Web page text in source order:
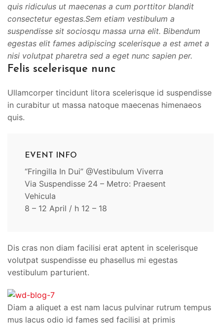
quis ridiculus ut maecenas a cum porttitor blandit
consectetur egestas.Sem etiam vestibulum a
suspendisse sit sociosqu massa urna elit. Bibendum
egestas elit fames adipiscing scelerisque a est amet a
nisi volutpat pharetra sed a eget nunc sapien per.
Felis scelerisque nunc
Ullamcorper tincidunt litora scelerisque id suspendisse
in curabitur ut massa natoque maecenas himenaeos
quis.
EVENT INFO
“Fringilla In Dui” @Vestibulum Viverra
Via Suspendisse 24 – Metro: Praesent
Vehicula
8 – 12 April / h 12 – 18
Dis cras non diam facilisi erat aptent in scelerisque
volutpat suspendisse eu phasellus mi egestas
vestibulum parturient.
Diam a aliquet a est nam lacus pulvinar rutrum tempus
mus lacus odio id fames sed facilisi at primis